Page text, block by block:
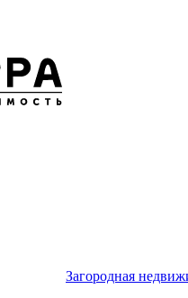
Загородная